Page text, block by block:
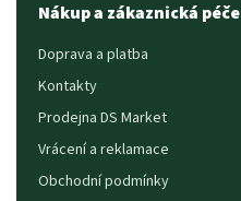
Nákup a zákaznická péče
Doprava a platba
Kontakty
Prodejna DS Market
Vrácení a reklamace
Obchodní podmínky